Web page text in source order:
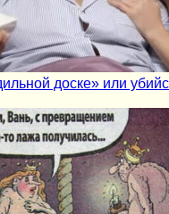
доске» или